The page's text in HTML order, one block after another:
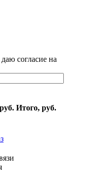
согласие на
Итого, руб.